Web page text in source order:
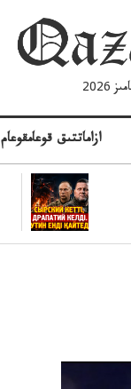
ازاماتتىق قوعامقوعام